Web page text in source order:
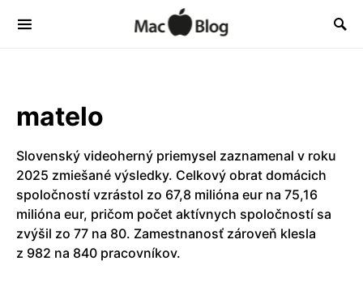
matelo
Slovenský videoherný priemysel zaznamenal v roku
2025 zmiešané výsledky. Celkový obrat domácich
spoločností vzrástol zo 67,8 milióna eur na 75,16
milióna eur, pričom počet aktívnych spoločností sa
zvýšil zo 77 na 80. Zamestnanosť zároveň klesla
z 982 na 840 pracovníkov.